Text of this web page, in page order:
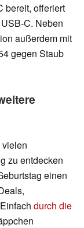
bereit, offeriert
C. Neben
außerdem mit
gegen Staub
zu entdecken
einen
durch die